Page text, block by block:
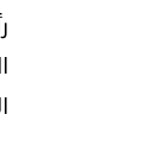
موجات